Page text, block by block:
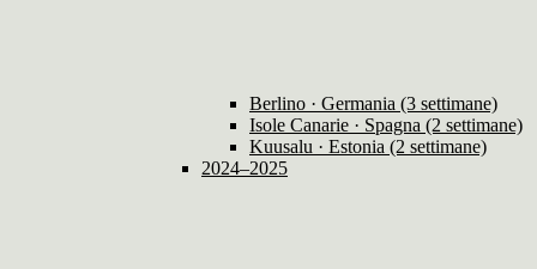
Berlino · Germania (3 settimane)
Isole Canarie · Spagna (2 settimane)
Kuusalu · Estonia (2 settimane)
2024–2025